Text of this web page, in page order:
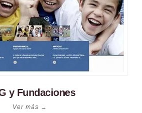
y Fundaciones
Ver más →